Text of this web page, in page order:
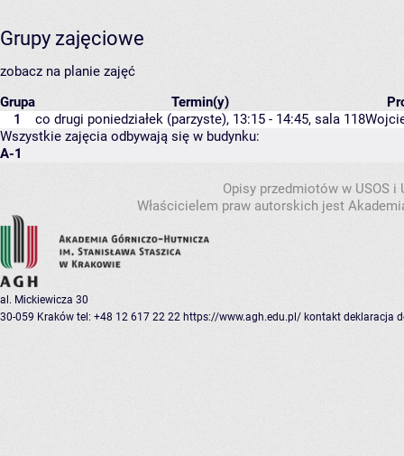
Grupy zajęciowe
zobacz na planie zajęć
Grupa
Termin(y)
1
co drugi poniedziałek (parzyste), 13:15 - 14:45, sala 118
Wszystkie zajęcia odbywają się w budynku:
A-1
Opisy przedmiotów w USOS
Właścicielem praw autorskich jest
al. Mickiewicza 30
30-059 Kraków tel: +48 12 617 22 22 https://www.agh.edu.pl/ kontakt deklaracja